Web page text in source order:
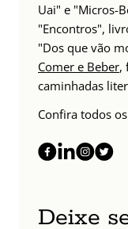
Uai" e "Micros-
"Encontros",
"Dos que vão
Comer e Beber,
caminhadas
Confira todos
Deixe